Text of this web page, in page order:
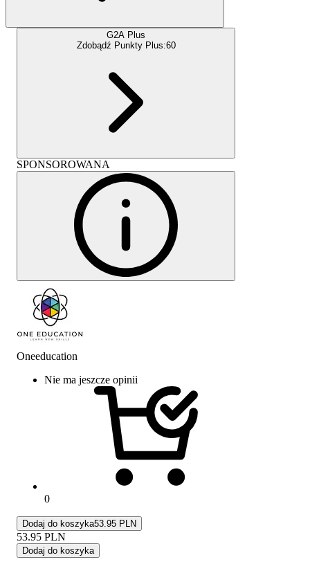
G2A Plus
Zdobądź Punkty Plus:60
SPONSOROWANA
Oneeducation
Nie ma jeszcze opinii
0
Dodaj do koszyka53.95 PLN
53.95 PLN
Dodaj do koszyka